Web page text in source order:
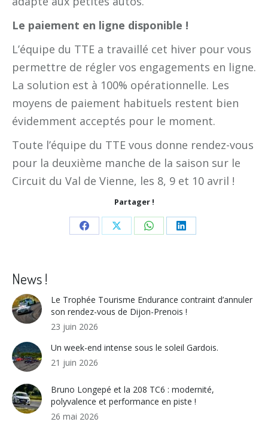
Le paiement en ligne disponible !
L’équipe du TTE a travaillé cet hiver pour vous
permettre de régler vos engagements en ligne.
La solution est à 100% opérationnelle. Les
moyens de paiement habituels restent bien
évidemment acceptés pour le moment.
Toute l’équipe du TTE vous donne rendez-vous
pour la deuxième manche de la saison sur le
Circuit du Val de Vienne, les 8, 9 et 10 avril !
Partager !
Share Share Share Share
News !
Le Trophée Tourisme Endurance contraint d’annuler
son rendez-vous de Dijon-Prenois !
23 juin 2026
Un week-end intense sous le soleil Gardois.
21 juin 2026
Bruno Longepé et la 208 TC6 : modernité,
polyvalence et performance en piste !
26 mai 2026